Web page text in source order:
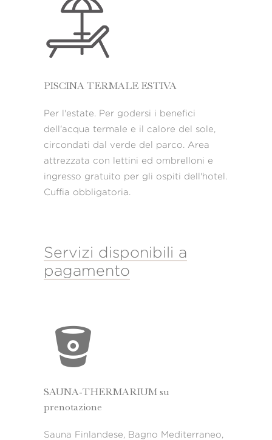
PISCINA TERMALE ESTIVA
Per l'estate. Per godersi i benefici
dell'acqua termale e il calore del sole,
circondati dal verde del parco. Area
attrezzata con lettini ed ombrelloni e
ingresso gratuito per gli ospiti dell'hotel.
Cuffia obbligatoria.
Servizi disponibili a
pagamento
SAUNA-THERMARIUM su
prenotazione
Sauna Finlandese, Bagno Mediterraneo,